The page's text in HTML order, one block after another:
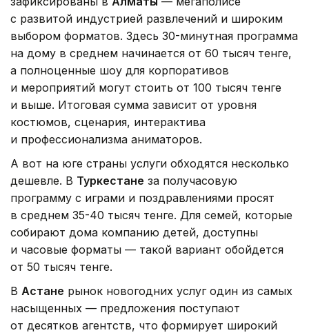
с развитой индустрией развлечений и широким
выбором форматов. Здесь 30-минутная программа
на дому в среднем начинается от 60 тысяч тенге,
а полноценные шоу для корпоративов
и мероприятий могут стоить от 100 тысяч тенге
и выше. Итоговая сумма зависит от уровня
костюмов, сценария, интерактива
и профессионализма аниматоров.
А вот на юге страны услуги обходятся несколько
дешевле. В Туркестане за получасовую
программу с играми и поздравлениями просят
в среднем 35-40 тысяч тенге. Для семей, которые
собирают дома компанию детей, доступны
и часовые форматы — такой вариант обойдется
от 50 тысяч тенге.
В Астане рынок новогодних услуг один из самых
насыщенных — предложения поступают
от десятков агентств, что формирует широкий